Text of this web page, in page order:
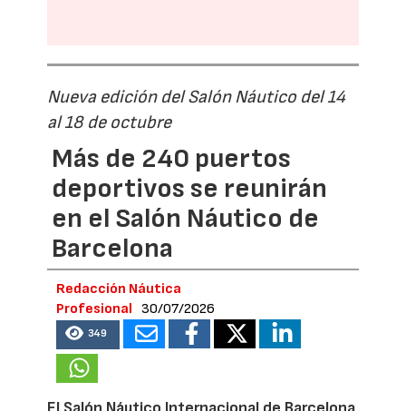
Nueva edición del Salón Náutico del 14
al 18 de octubre
Más de 240 puertos
deportivos se reunirán
en el Salón Náutico de
Barcelona
Redacción Náutica
Profesional
30/07/2026
349